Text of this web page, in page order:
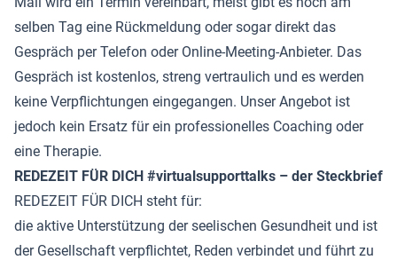
selben Tag eine Rückmeldung oder sogar direkt das
Gespräch per Telefon oder Online-Meeting-Anbieter. Das
Gespräch ist kostenlos, streng vertraulich und es werden
keine Verpflichtungen eingegangen. Unser Angebot ist
jedoch kein Ersatz für ein professionelles Coaching oder
eine Therapie.
REDEZEIT FÜR DICH #virtualsupporttalks – der Steckbrief
REDEZEIT FÜR DICH steht für:
die aktive Unterstützung der seelischen Gesundheit und ist
der Gesellschaft verpflichtet, Reden verbindet und führt zu